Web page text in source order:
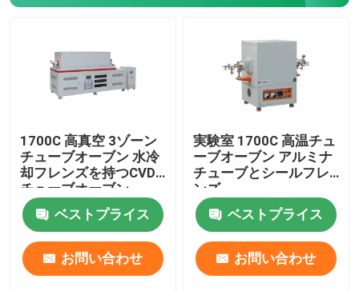
1700C 高真空 3ゾーン
チューブオーブン 水冷
却フレンズを持つCVD
チューブオーブン
ベストプライス
お問い合わせ
実験室 1700C 高温チュ
ーブオーブン アルミナ
チューブとシールフレ
ンズ
ベストプライス
お問い合わせ